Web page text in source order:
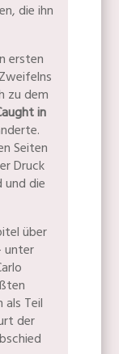
die ihn
ersten
zu dem
in
Seiten
Druck
und die
über
unter
Teil
der